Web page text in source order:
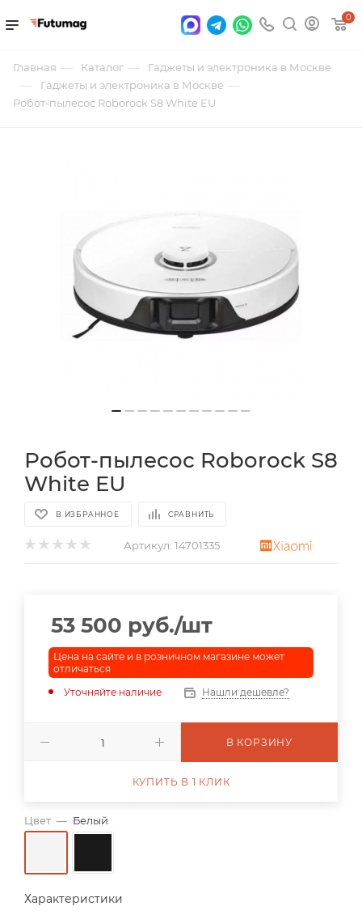
0
Главная — Каталог — Гаджеты и электроника в Москве
— Гаджеты и электроника в Москве —
Робот-пылесос Roborock S8 White EU
Робот-пылесос Roborock S8
White EU
В ИЗБРАННОЕ СРАВНИТЬ
Артикул: 14701335
Цвет — Белый
Характеристики
53 500 руб./шт
Цена на сайте и в розничном магазине может
отличаться
Уточняйте наличие
Нашли дешевле?
В КОРЗИНУ
КУПИТЬ В 1 КЛИК